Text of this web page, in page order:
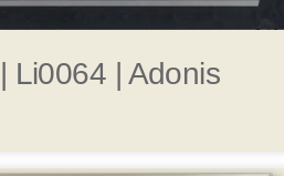
Li0064 | Adonis